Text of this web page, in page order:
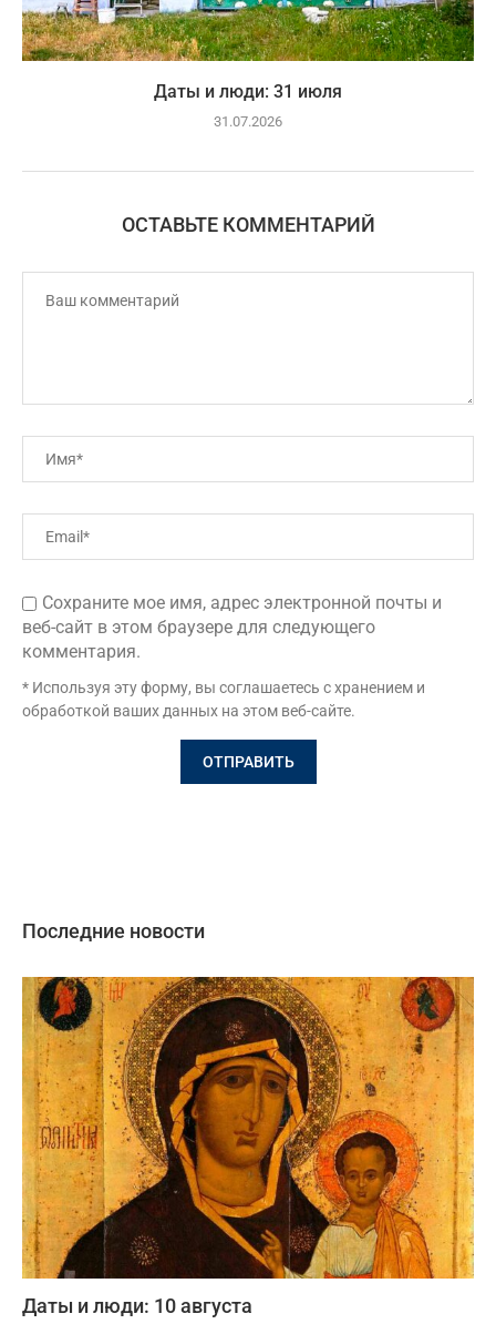
Даты и люди: 31 июля
31.07.2026
ОСТАВЬТЕ КОММЕНТАРИЙ
Сохраните мое имя, адрес электронной почты и
веб-сайт в этом браузере для следующего
комментария.
* Используя эту форму, вы соглашаетесь с хранением и
обработкой ваших данных на этом веб-сайте.
Последние новости
Даты и люди: 10 августа